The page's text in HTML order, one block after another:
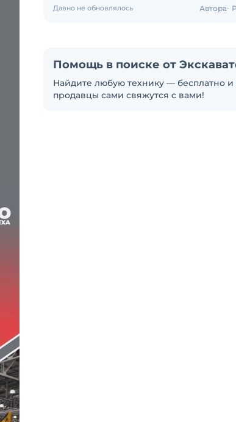
Давно не обновлялось Автора
Помощь в поиске от
Найдите любую технику — бесплатно и
продавцы сами свяжутся с вами!